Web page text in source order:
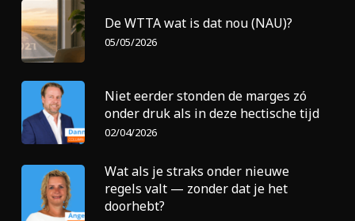
De WTTA wat is dat nou (NAU)?
05/05/2026
Niet eerder stonden de marges zó
onder druk als in deze hectische tijd
02/04/2026
Wat als je straks onder nieuwe
regels valt — zonder dat je het
doorhebt?